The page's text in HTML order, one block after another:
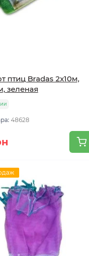
птиц Bradas 2х10м,
зеленая
48628